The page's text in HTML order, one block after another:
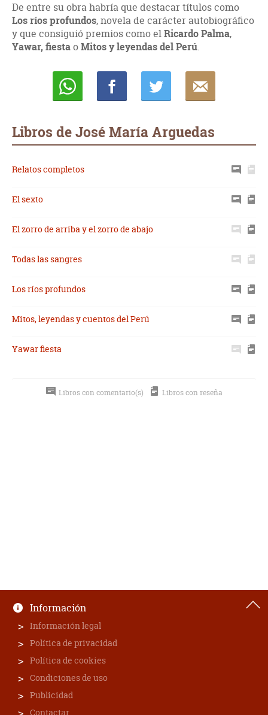
De entre su obra habría que destacar títulos como
Los ríos profundos, novela de carácter autobiográfico
y que consiguió premios como elRicardo Palma,
Yawar, fiestaoMitos y leyendas del Perú.
Libros de José María Arguedas
Relatos completos
El sexto
El zorro de arriba y el zorro de abajo
Todas las sangres
Los ríos profundos
Mitos, leyendas y cuentos del Perú
Yawar fiesta
Libros con comentario(s) Libros con reseña
Información
Información legal
Política de privacidad
Política de cookies
Condiciones de uso
Publicidad
Contactar